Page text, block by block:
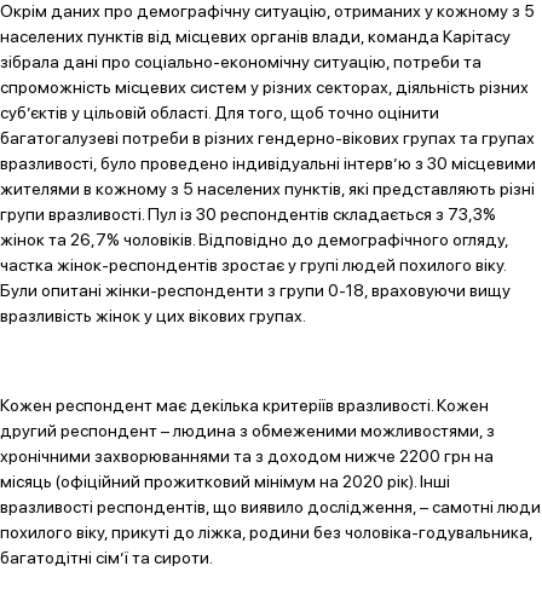
Окрім даних про демографічну ситуацію, отриманих у кожному з 5
населених пунктів від місцевих органів влади, команда Карітасу
зібрала дані про соціально-економічну ситуацію, потреби та
спроможність місцевих систем у різних секторах, діяльність різних
суб’єктів у цільовій області. Для того, щоб точно оцінити
багатогалузеві потреби в різних гендерно-вікових групах та групах
вразливості, було проведено індивідуальні інтерв’ю з 30 місцевими
жителями в кожному з 5 населених пунктів, які представляють різні
групи вразливості. Пул із 30 респондентів складається з 73,3%
жінок та 26,7% чоловіків. Відповідно до демографічного огляду,
частка жінок-респондентів зростає у групі людей похилого віку.
Були опитані жінки-респонденти з групи 0-18, враховуючи вищу
вразливість жінок у цих вікових групах.
Кожен респондент має декілька критеріїв вразливості. Кожен
другий респондент – людина з обмеженими можливостями, з
хронічними захворюваннями та з доходом нижче 2200 грн на
місяць (офіційний прожитковий мінімум на 2020 рік). Інші
вразливості респондентів, що виявило дослідження, – самотні люди
похилого віку, прикуті до ліжка, родини без чоловіка-годувальника,
багатодітні сім’ї та сироти.